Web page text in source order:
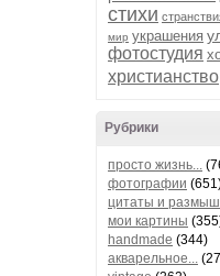
стихи
мир украшения
фотостудия
христианство
Рубрики
просто жизнь...
фотографии
цитаты и
мои картины
handmade (344)
акварельное...